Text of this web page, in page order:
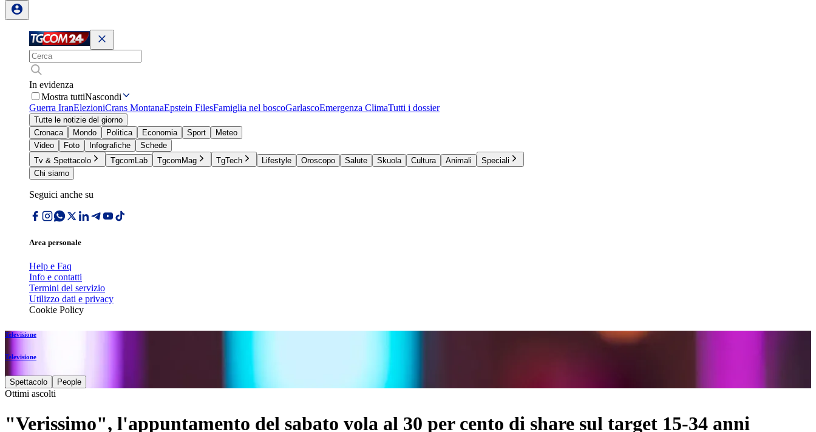
In evidenza
Mostra tuttiNascondi
Guerra IranElezioniCrans MontanaEpstein FilesFamiglia nel boscoGarlascoEmergenza ClimaTutti i dossier
Tutte le notizie del giorno
Cronaca
Mondo Politica Economia Sport
Meteo
Video
Foto Infografiche
Schede
Tv & Spettacolo
TgcomLab TgcomMag TgTech Lifestyle Oroscopo Salute Skuola Cultura Animali
Speciali
Chi siamo
Seguici anche su
Area personale
Help e Faq
Info e contatti
Termini del servizio
Utilizzo dati e privacy
Cookie Policy
Televisione
Televisione
Spettacolo People
Ottimi ascolti
"Verissimo", l'appuntamento del sabato vola al 30 per cento di share sul target 15-34 anni